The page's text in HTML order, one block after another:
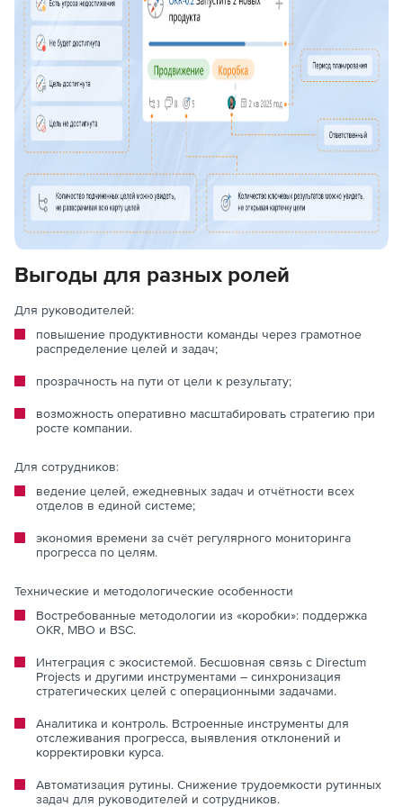
Выгоды для разных ролей
Для руководителей:
повышение продуктивности команды через грамотное
распределение целей и задач;
прозрачность на пути от цели к результату;
возможность оперативно масштабировать стратегию при
росте компании.
Для сотрудников:
ведение целей, ежедневных задач и отчётности всех
отделов в единой системе;
экономия времени за счёт регулярного мониторинга
прогресса по целям.
Технические и методологические особенности
Востребованные методологии из «коробки»: поддержка
OKR, MBO и BSC.
Интеграция с экосистемой. Бесшовная связь с Directum
Projects и другими инструментами – синхронизация
стратегических целей с операционными задачами.
Аналитика и контроль. Встроенные инструменты для
отслеживания прогресса, выявления отклонений и
корректировки курса.
Автоматизация рутины. Снижение трудоемкости рутинных
задач для руководителей и сотрудников.